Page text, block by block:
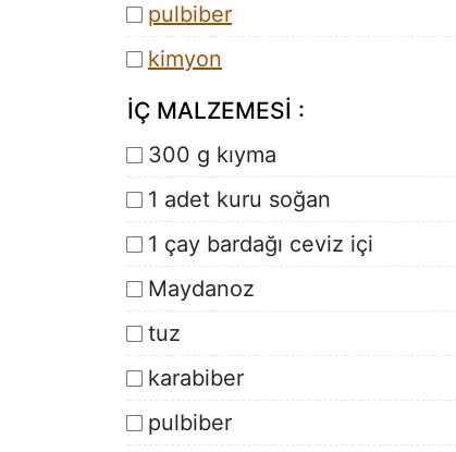
pulbiber
kimyon
İÇ MALZEMESİ :
300 g kıyma
1 adet kuru soğan
1 çay bardağı ceviz içi
Maydanoz
tuz
karabiber
pulbiber